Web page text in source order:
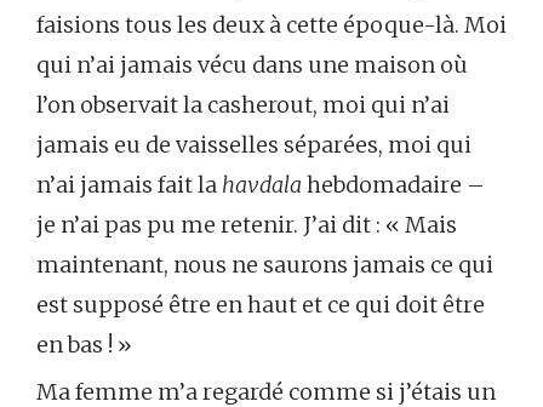
faisions tous les deux à cette époque-là. Moi
qui n’ai jamais vécu dans une maison où
l’on observait la casherout, moi qui n’ai
jamais eu de vaisselles séparées, moi qui
n’ai jamais fait la havdala hebdomadaire –
je n’ai pas pu me retenir. J’ai dit : « Mais
maintenant, nous ne saurons jamais ce qui
est supposé être en haut et ce qui doit être
en bas ! »
Ma femme m’a regardé comme si j’étais un